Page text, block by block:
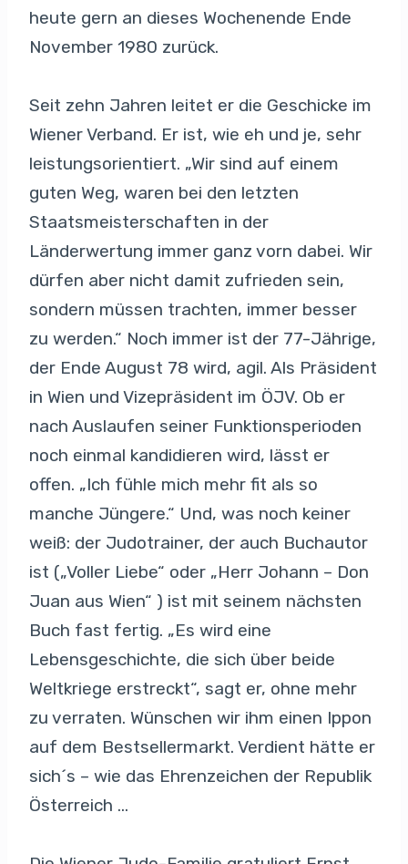
heute gern an dieses Wochenende Ende
November 1980 zurück.
Seit zehn Jahren leitet er die Geschicke im
Wiener Verband. Er ist, wie eh und je, sehr
leistungsorientiert. „Wir sind auf einem
guten Weg, waren bei den letzten
Staatsmeisterschaften in der
Länderwertung immer ganz vorn dabei. Wir
dürfen aber nicht damit zufrieden sein,
sondern müssen trachten, immer besser
zu werden.“ Noch immer ist der 77-Jährige,
der Ende August 78 wird, agil. Als Präsident
in Wien und Vizepräsident im ÖJV. Ob er
nach Auslaufen seiner Funktionsperioden
noch einmal kandidieren wird, lässt er
offen. „Ich fühle mich mehr fit als so
manche Jüngere.“ Und, was noch keiner
weiß: der Judotrainer, der auch Buchautor
ist („Voller Liebe“ oder „Herr Johann – Don
Juan aus Wien“ ) ist mit seinem nächsten
Buch fast fertig. „Es wird eine
Lebensgeschichte, die sich über beide
Weltkriege erstreckt“, sagt er, ohne mehr
zu verraten. Wünschen wir ihm einen Ippon
auf dem Bestsellermarkt. Verdient hätte er
sich´s – wie das Ehrenzeichen der Republik
Österreich …